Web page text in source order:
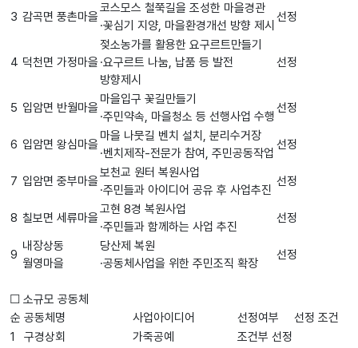
3 감곡면 풍촌마을
코스모스 철쭉길을 조성한 마을경관
·꽃심기 지양, 마을환경개선 방향 제시
선정
4 덕천면 가정마을
젖소농가를 활용한 요구르트만들기
·요구르트 나눔, 납품 등 발전
방향제시
선정
5 입암면 반월마을
마을입구 꽃길만들기
·주민약속, 마을청소 등 선행사업 수행
선정
6 입암면 왕심마을
마을 나뭇길 벤치 설치 , 분리수거장
·벤치제작-전문가 참여 , 주민공동작업
선정
7 입암면 중부마을
보천교 원터 복원사업
·주민들과 아이디어 공유 후 사업추진
선정
8 칠보면 세류마을
고현 8경 복원사업
·주민들과 함께하는 사업 추진
선정
9
내장상동
월영마을
당산제 복원
·공동체사업을 위한 주민조직 확장
선정
☐ 소규모 공동체
순 공동체명 사업아이디어 선정여부
선정 조건
1
구경상회 가죽공예
조건부 선정